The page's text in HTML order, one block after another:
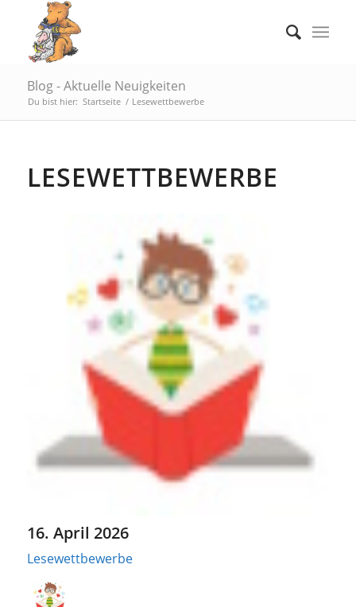
Blog - Aktuelle Neuigkeiten
Du bist hier: Startseite / Lesewettbewerbe
LESEWETTBEWERBE
16. April 2026
Lesewettbewerbe